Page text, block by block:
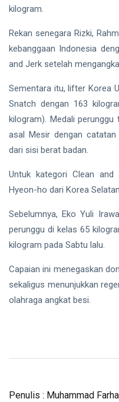
KPK
Politik
PSSI
kilogram.
Rekan senegara Rizki,
kebanggaan Indonesia
and Jerk setelah
Sementara itu, lifter Korea
Snatch dengan 163
kilogram). Medali
asal Mesir dengan
dari sisi berat badan.
Untuk kategori Clean and
Hyeon-ho dari Korea
Sebelumnya, Eko Yuli
perunggu di kelas 65
kilogram pada Sabtu lalu.
Capaian ini menegaskan
sekaligus menunjukkan
olahraga angkat besi.
Penulis : Muhammad